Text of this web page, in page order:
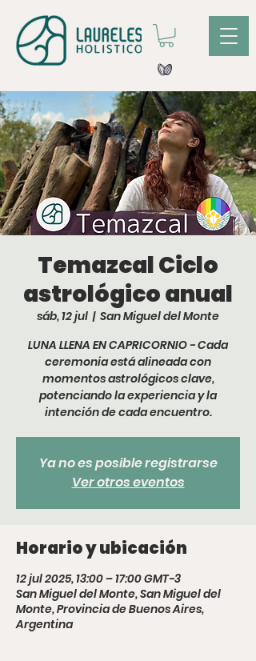
Temazcal Ciclo
astrológico anual
sáb, 12 jul
  |
San Miguel del Monte
LUNA LLENA EN CAPRICORNIO - Cada
ceremonia está alineada con
momentos astrológicos clave,
potenciando la experiencia y la
intención de cada encuentro.
Ya no es posible registrarse
Ver otros eventos
Horario y ubicación
12 jul 2025, 13:00 – 17:00 GMT-3
San Miguel del Monte, San Miguel del
Monte, Provincia de Buenos Aires,
Argentina